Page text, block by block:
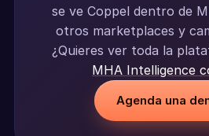
se ve Coppel dentro de
otros marketplaces y
¿Quieres ver toda la
MHA Intelligence
Agenda una